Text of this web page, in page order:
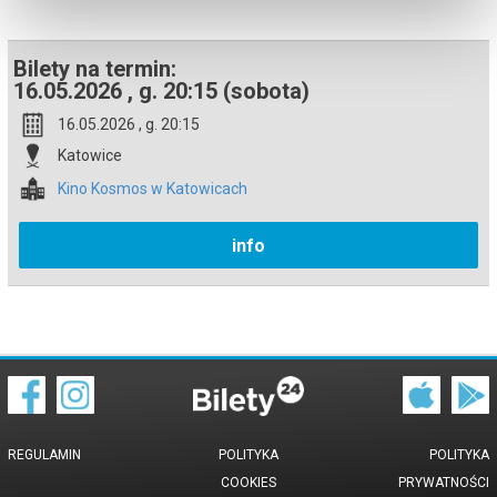
Bilety na termin:
16.05.2026 , g. 20:15 (sobota)
16.05.2026 , g. 20:15
Katowice
Kino Kosmos w Katowicach
info
REGULAMIN
POLITYKA
PRYWATNOŚCI
POLITYKA
COOKIES